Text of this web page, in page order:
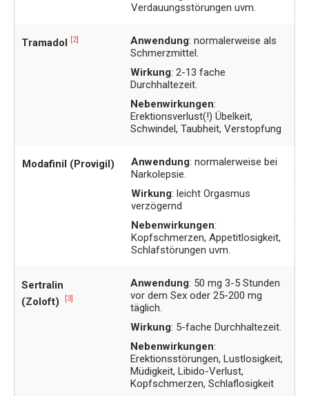
Verdauungsstörungen uvm.
Tramadol [2] Anwendung: normalerweise als
Schmerzmittel.
Wirkung: 2-13 fache
Durchhaltezeit.
Nebenwirkungen:
Erektionsverlust(!) Übelkeit,
Schwindel, Taubheit, Verstopfung
Modafinil (Provigil) Anwendung: normalerweise bei
Narkolepsie.
Wirkung: leicht Orgasmus
verzögernd
Nebenwirkungen:
Kopfschmerzen, Appetitlosigkeit,
Schlafstörungen uvm.
Sertralin
(Zoloft)
[3]
Anwendung: 50 mg 3-5 Stunden
vor dem Sex oder 25-200 mg
täglich.
Wirkung: 5-fache Durchhaltezeit.
Nebenwirkungen:
Erektionsstörungen, Lustlosigkeit,
Müdigkeit, Libido-Verlust,
Kopfschmerzen, Schlaflosigkeit